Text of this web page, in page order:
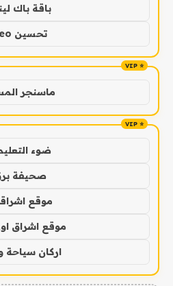
باقة باك
تحسين seo
ماسنجر
ضوء
صحيفة
موقع
موقع اشراق
اركان سياحة